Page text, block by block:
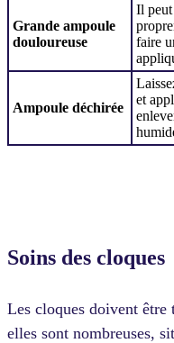
Grande ampoule
douloureuse
Il peut
faire
Ampoule déchirée
et
Soins des cloques
Les cloques doivent être
elles sont nombreuses,